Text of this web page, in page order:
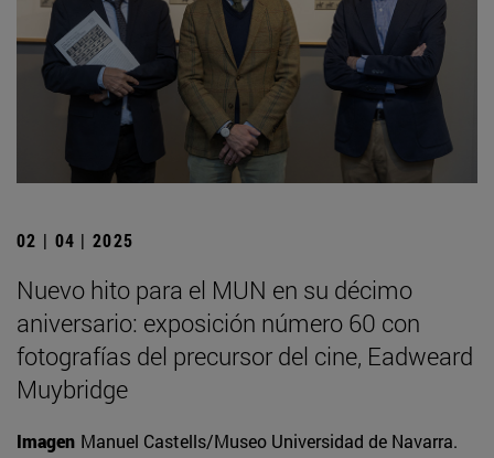
02 | 04 | 2025
Nuevo hito para el MUN en su décimo
aniversario: exposición número 60 con
fotografías del precursor del cine, Eadweard
Muybridge
Imagen Manuel Castells/Museo Universidad de Navarra.